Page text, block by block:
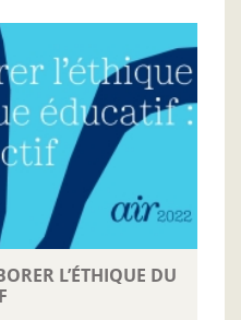
L’ÉTHIQUE DU